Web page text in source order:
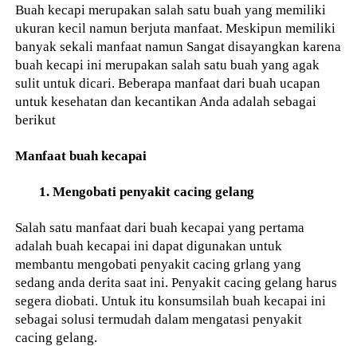
Buah kecapi merupakan salah satu buah yang memiliki
ukuran kecil namun berjuta manfaat. Meskipun memiliki
banyak sekali manfaat namun Sangat disayangkan karena
buah kecapi ini merupakan salah satu buah yang agak
sulit untuk dicari. Beberapa manfaat dari buah ucapan
untuk kesehatan dan kecantikan Anda adalah sebagai
berikut
Manfaat buah kecapai
1. Mengobati penyakit cacing gelang
Salah satu manfaat dari buah kecapai yang pertama
adalah buah kecapai ini dapat digunakan untuk
membantu mengobati penyakit cacing grlang yang
sedang anda derita saat ini. Penyakit cacing gelang harus
segera diobati. Untuk itu konsumsilah buah kecapai ini
sebagai solusi termudah dalam mengatasi penyakit
cacing gelang.